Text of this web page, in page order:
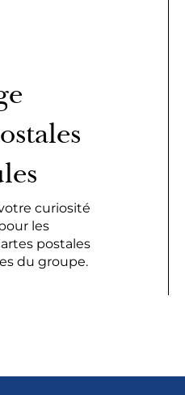
curiosité
les
postales
du groupe.